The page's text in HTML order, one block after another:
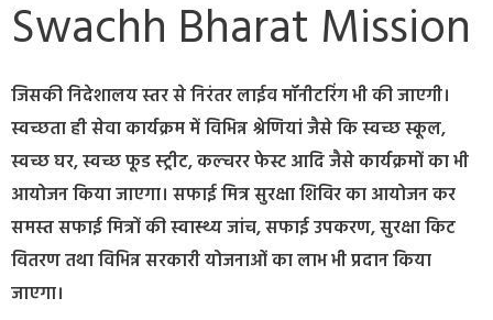
Swachh Bharat Mission
जिसकी निदेशालय स्तर से निरंतर लाईव मॉनीटरिंग भी की जाएगी।
स्वच्छता ही सेवा कार्यक्रम में विभिन्न श्रेणियां जैसे कि स्वच्छ स्कूल,
स्वच्छ घर, स्वच्छ फूड स्ट्रीट, कल्चरर फेस्ट आदि जैसे कार्यक्रमों का भी
आयोजन किया जाएगा। सफाई मित्र सुरक्षा शिविर का आयोजन कर
समस्त सफाई मित्रों की स्वास्थ्य जांच, सफाई उपकरण, सुरक्षा किट
वितरण तथा विभिन्न सरकारी योजनाओं का लाभ भी प्रदान किया
जाएगा।